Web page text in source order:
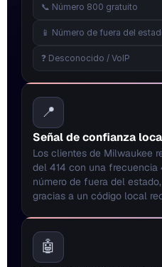
📞 Número 800 gratuito
📱 Número de fuera del
❓ Desconocido / VoIP
📍
Señal de confianza
Los clientes de Milwaukee
del 414 con una frecuencia
número de fuera del
gracias a un código local
🤖